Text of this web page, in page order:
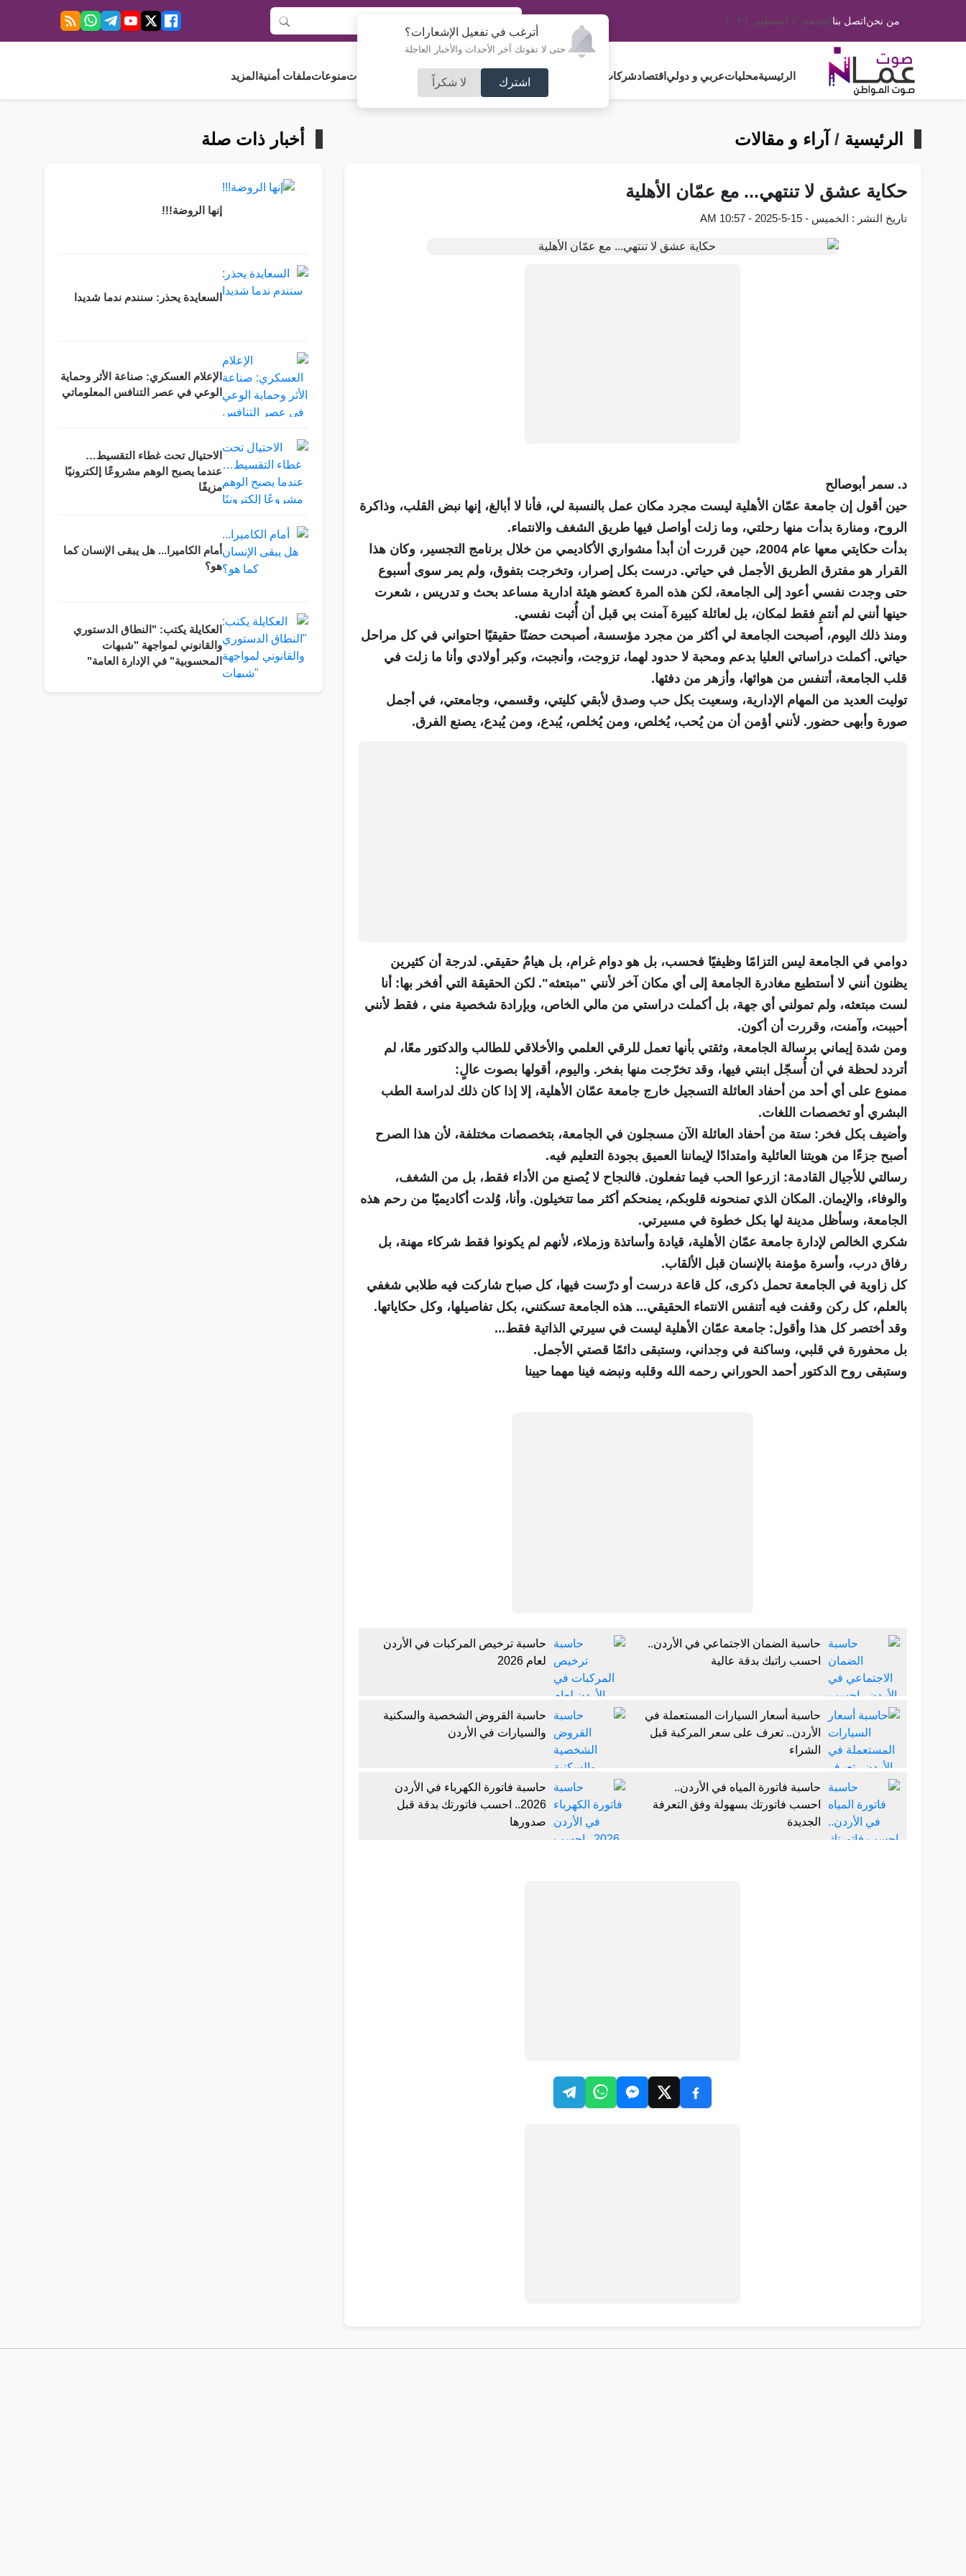
أترغب في تفعيل الإشعارات؟
حتى لا تفوتك آخر الأحداث والأخبار العاجلة
اشترك لا شكراً
من نحناتصل بناالجمعة، ٧ أغسطس ٢٠٢٦
الرئيسيةمحلياتعربي و دولي اقتصادشركات و استثمار فلسطين مجلس الأمةرياضة آراء و مقالات جامعاتمنوعاتملفات أمنية المزيد
الرئيسية / آراء و مقالات
حكاية عشق لا تنتهي... مع عمّان الأهلية
تاريخ النشر : الخميس - 15-5-2025 - 10:57 AM
د. سمر أبوصالح
حين أقول إن جامعة عمّان الأهلية ليست مجرد مكان عمل بالنسبة لي، فأنا لا أبالغ، إنها نبض القلب، وذاكرة
الروح، ومنارة بدأت منها رحلتي، وما زلت أواصل فيها طريق الشغف والانتماء.
بدأت حكايتي معها عام 2004، حين قررت أن أبدأ مشواري الأكاديمي من خلال برنامج التجسير، وكان هذا
القرار هو مفترق الطريق الأجمل في حياتي. درست بكل إصرار، وتخرجت بتفوق، ولم يمر سوى أسبوع
حتى وجدت نفسي أعود إلى الجامعة، لكن هذه المرة كعضو هيئة ادارية مساعد بحث و تدريس ، شعرت
حينها أنني لم أنتمِ فقط لمكان، بل لعائلة كبيرة آمنت بي قبل أن أُثبت نفسي.
ومنذ ذلك اليوم، أصبحت الجامعة لي أكثر من مجرد مؤسسة، أصبحت حضنًا حقيقيًا احتواني في كل مراحل
حياتي. أكملت دراساتي العليا بدعم ومحبة لا حدود لهما، تزوجت، وأنجبت، وكبر أولادي وأنا ما زلت في
قلب الجامعة، أتنفس من هوائها، وأزهر من دفئها.
توليت العديد من المهام الإدارية، وسعيت بكل حب وصدق لأبقي كليتي، وقسمي، وجامعتي، في أجمل
صورة وأبهى حضور. لأنني أؤمن أن من يُحب، يُخلص، ومن يُخلص، يُبدع، ومن يُبدع، يصنع الفرق.
دوامي في الجامعة ليس التزامًا وظيفيًا فحسب، بل هو دوام غرام، بل هيامٌ حقيقي. لدرجة أن كثيرين
يظنون أنني لا أستطيع مغادرة الجامعة إلى أي مكان آخر لأنني "مبتعثه". لكن الحقيقة التي أفخر بها: أنا
لست مبتعثه، ولم تمولني أي جهة، بل أكملت دراستي من مالي الخاص، وبإرادة شخصية مني ، فقط لأنني
أحببت، وآمنت، وقررت أن أكون.
ومن شدة إيماني برسالة الجامعة، وثقتي بأنها تعمل للرقي العلمي والأخلاقي للطالب والدكتور معًا، لم
أتردد لحظة في أن أُسجّل ابنتي فيها، وقد تخرّجت منها بفخر. واليوم، أقولها بصوت عالٍ:
ممنوع على أي أحد من أحفاد العائلة التسجيل خارج جامعة عمّان الأهلية، إلا إذا كان ذلك لدراسة الطب
البشري أو تخصصات اللغات.
وأضيف بكل فخر: ستة من أحفاد العائلة الآن مسجلون في الجامعة، بتخصصات مختلفة، لأن هذا الصرح
أصبح جزءًا من هويتنا العائلية وامتدادًا لإيماننا العميق بجودة التعليم فيه.
رسالتي للأجيال القادمة: ازرعوا الحب فيما تفعلون. فالنجاح لا يُصنع من الأداء فقط، بل من الشغف،
والوفاء، والإيمان. المكان الذي تمنحونه قلوبكم، يمنحكم أكثر مما تتخيلون. وأنا، وُلدت أكاديميًا من رحم هذه
الجامعة، وسأظل مدينة لها بكل خطوة في مسيرتي.
شكري الخالص لإدارة جامعة عمّان الأهلية، قيادة وأساتذة وزملاء، لأنهم لم يكونوا فقط شركاء مهنة، بل
رفاق درب، وأسرة مؤمنة بالإنسان قبل الألقاب.
كل زاوية في الجامعة تحمل ذكرى، كل قاعة درست أو درّست فيها، كل صباح شاركت فيه طلابي شغفي
بالعلم، كل ركن وقفت فيه أتنفس الانتماء الحقيقي... هذه الجامعة تسكنني، بكل تفاصيلها، وكل حكاياتها.
وقد أختصر كل هذا وأقول: جامعة عمّان الأهلية ليست في سيرتي الذاتية فقط...
بل محفورة في قلبي، وساكنة في وجداني، وستبقى دائمًا قصتي الأجمل.
وستبقى روح الدكتور أحمد الحوراني رحمه الله وقلبه ونبضه فينا مهما حيينا
حاسبة الضمان الاجتماعي في الأردن..
احسب راتبك بدقة عالية
حاسبة ترخيص المركبات في الأردن
لعام 2026
حاسبة أسعار السيارات المستعملة في
الأردن.. تعرف على سعر المركبة قبل
الشراء
حاسبة القروض الشخصية والسكنية
والسيارات في الأردن
حاسبة فاتورة المياه في الأردن..
احسب فاتورتك بسهولة وفق التعرفة
الجديدة
حاسبة فاتورة الكهرباء في الأردن
2026.. احسب فاتورتك بدقة قبل
صدورها
أخبار ذات صلة
إنها الروضة!!!
السعايدة يحذر: سنندم ندما شديدا
الإعلام العسكري: صناعة الأثر وحماية
الوعي في عصر التنافس المعلوماتي
الاحتيال تحت غطاء التقسيط…
عندما يصبح الوهم مشروعًا إلكترونيًا
مزيفًا
أمام الكاميرا... هل يبقى الإنسان كما
هو؟
العكايلة يكتب: "النطاق الدستوري
والقانوني لمواجهة "شبهات
المحسوبية" في الإدارة العامة"